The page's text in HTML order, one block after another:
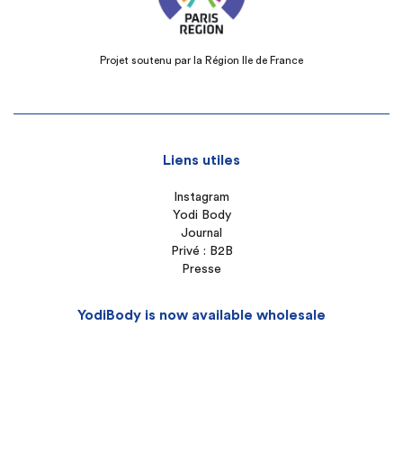
Projet soutenu par la Région Ile de France
Liens utiles
Instagram
Yodi Body
Journal
Privé : B2B
Presse
YodiBody is now available wholesale